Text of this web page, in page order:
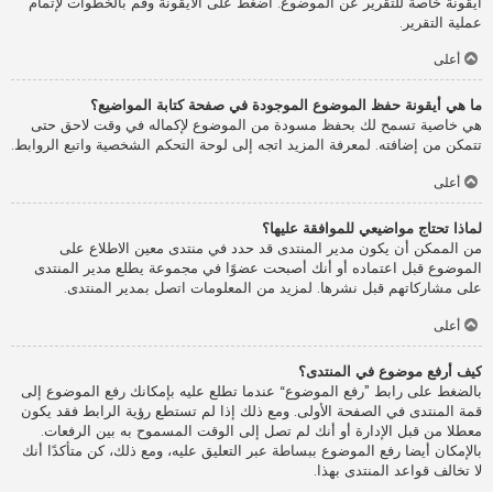
عملية التقرير.
أعلى
ما هي أيقونة حفظ الموضوع الموجودة في صفحة كتابة المواضيع؟
هي خاصية تسمح لك بحفظ مسودة من الموضوع لإكماله في وقت لاحق حتى
تتمكن من إضافته. لمعرفة المزيد اتجه إلى لوحة التحكم الشخصية واتبع الروابط.
أعلى
لماذا تحتاج مواضيعي للموافقة عليها؟
من الممكن أن يكون مدير المنتدى قد حدد في منتدى معين الاطلاع على
الموضوع قبل اعتماده أو أنك أصبحت عضوًا في مجموعة يطلع مدير المنتدى
على مشاركاتهم قبل نشرها. لمزيد من المعلومات اتصل بمدير المنتدى.
أعلى
كيف أرفع موضوع في المنتدى؟
بالضغط على رابط ”رفع الموضوع“ عندما تطلع عليه بإمكانك رفع الموضوع إلى
قمة المنتدى في الصفحة الأولى. ومع ذلك إذا لم تستطع رؤية الرابط فقد يكون
معطلا من قبل الإدارة أو أنك لم تصل إلى الوقت المسموح به بين الرفعات.
بالإمكان أيضا رفع الموضوع ببساطة عبر التعليق عليه، ومع ذلك، كن متأكدًا أنك
لا تخالف قواعد المنتدى بهذا.